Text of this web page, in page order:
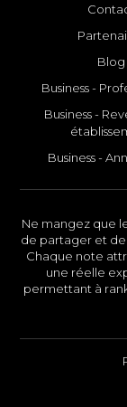
Blog
Business -
Business -
Business -
Ne mangez que
de partager et de
Chaque note
une réelle
permettant à